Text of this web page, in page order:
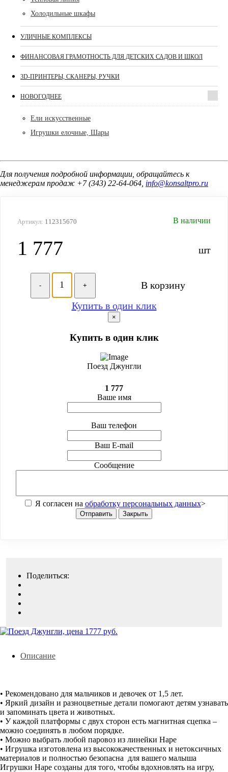
Холодильные шкафы
УЛИЧНЫЕ КОМПЛЕКСЫ
ФИНАНСОВАЯ ГРАМОТНОСТЬ ДЛЯ ДЕТСКИХ САДОВ И ШКОЛ
3D-ПРИНТЕРЫ, СКАНЕРЫ, РУЧКИ
НОВОГОДНЕЕ
Ели искусственные
Игрушки елочные, Шары
Для получения подробной информации, обращайтесь к
менеджерам продаж +7 (343) 22-64-064, info@konsaltpro.ru
Артикул: 112315670 В наличии
1 777 шт
- +
В корзину
Купить в один клик
×
Купить в один клик
Поезд Джунгли
1 777
Ваше имя
Ваш телефон
Ваш E-mail
Сообщение
Я согласен на обработку персональных данных>
Отправить Закрыть
Поделиться:
Описание
• Рекомендовано для мальчиков и девочек от 1,5 лет.
• Яркий дизайн и разноцветные детали помогают детям узнавать
и запоминать цвета и животных.
• У каждой платформы с двух сторон есть магнитная сцепка –
можно соединять в любом порядке.
• Можно выбрать любой паровоз из линейки Hape
• Игрушка изготовлена из высококачественных и нетоксичных
материалов и полностью безопасна для вашего малыша
Игрушки Hape созданы для того, чтобы вдохновлять на игру,